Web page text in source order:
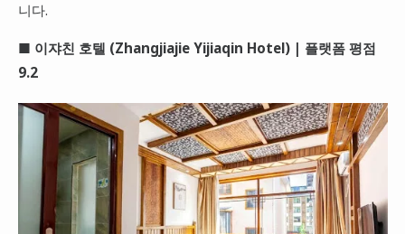
니다.
■ 이쟈친 호텔 (Zhangjiajie Yijiaqin Hotel) | 플랫폼 평점
9.2